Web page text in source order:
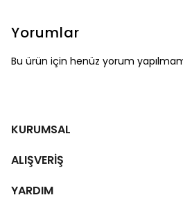
Yorumlar
Bu ürün için henüz yorum
KURUMSAL
ALIŞVERİŞ
YARDIM